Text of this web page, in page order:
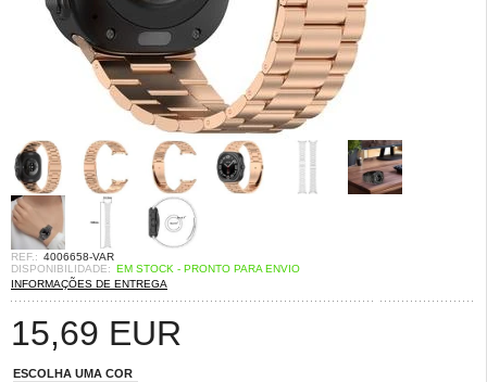
REF.: 4006658-VAR
DISPONIBILIDADE: EM STOCK - PRONTO PARA ENVIO
INFORMAÇÕES DE ENTREGA
15,69 EUR
ESCOLHA UMA COR